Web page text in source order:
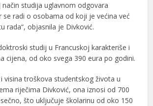
studija uglavnom odgovara
radi o osobama od koji je većina već
rada“, objasnila je Divković.
studij u Francuskoj karakteriše i
cijena, od oko svega 390 eura po godini.
visina troškova studentskog života u
riječima Divković, ona iznosi od 700
što uključuje školarinu od oko 150